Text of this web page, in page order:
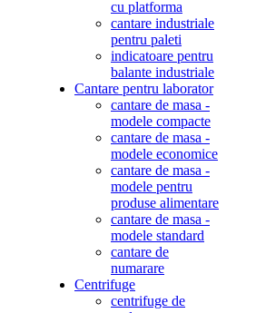
cu platforma
cantare industriale
pentru paleti
indicatoare pentru
balante industriale
Cantare pentru laborator
cantare de masa -
modele compacte
cantare de masa -
modele economice
cantare de masa -
modele pentru
produse alimentare
cantare de masa -
modele standard
cantare de
numarare
Centrifuge
centrifuge de